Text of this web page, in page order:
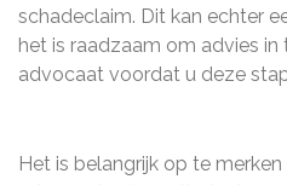
schadeclaim. Dit kan echter
het is raadzaam om advies in
advocaat voordat u deze
Het is belangrijk op te